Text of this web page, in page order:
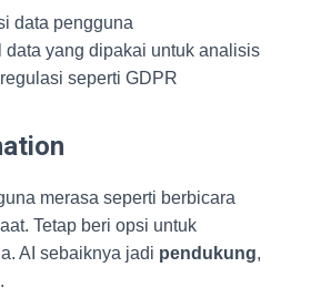
data pengguna
data yang dipakai untuk analisis
seperti GDPR
merasa seperti berbicara
Tetap beri opsi untuk
AI sebaiknya jadi pendukung,